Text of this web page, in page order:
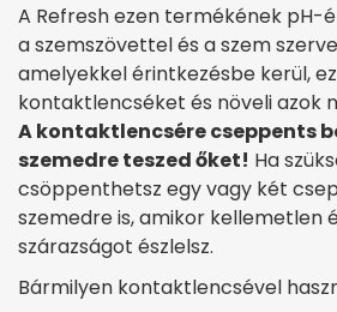
A Refresh ezen termékének pH-
a szemszövettel és a szem
amelyekkel érintkezésbe kerül,
kontaktlencséket és növeli azok
A kontaktlencsére cseppents
szemedre teszed őket! Ha
csöppenthetsz egy vagy két
szemedre is, amikor kellemetlen
szárazságot észlelsz.
Bármilyen kontaktlencsével